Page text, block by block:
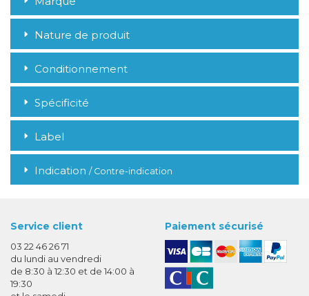
Nature de produit
Conditionnement
Spécificité
Label
Indication / Contre-indication
Service client
03 22 46 26 71
du lundi au vendredi
de 8:30 à 12:30 et de 14:00 à
19:30
Paiement sécurisé